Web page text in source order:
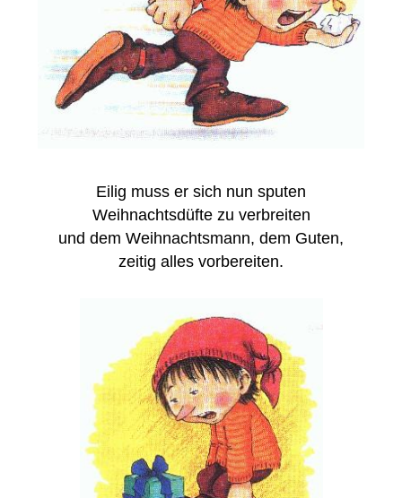
Eilig muss er sich nun sputen
Weihnachtsdüfte zu verbreiten
und dem Weihnachtsmann, dem Guten,
zeitig alles vorbereiten.